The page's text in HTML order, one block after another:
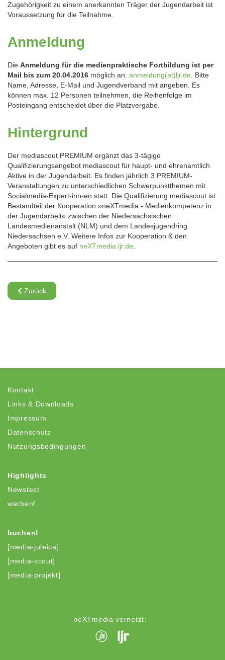
Zugehörigkeit zu einem anerkannten Träger der Jugendarbeit ist
Voraussetzung für die Teilnahme.
Anmeldung
Die Anmeldung für die medienpraktische Fortbildung ist per
Mail bis zum 20.04.2016 möglich an: anmeldung(at)ljr.de . Bitte
Name, Adresse, E-Mail und Jugendverband mit angeben. Es
können max. 12 Personen teilnehmen, die Reihenfolge im
Posteingang entscheidet über die Platzvergabe.
Hintergrund
Der mediascout PREMIUM ergänzt das 3-tägige
Qualifizierungsangebot mediascout für haupt- und ehrenamtlich
Aktive in der Jugendarbeit. Es finden jährlich 3 PREMIUM-
Veranstaltungen zu unterschiedlichen Schwerpunktthemen mit
Socialmedia-Expert-inn-en statt. Die Qualifizierung mediascout ist
Bestandteil der Kooperation »neXTmedia - Medienkompetenz in
der Jugendarbeit« zwischen der Niedersächsischen
Landesmedienanstalt (NLM) und dem Landesjugendring
Niedersachsen e.V. Weitere Infos zur Kooperation & den
Angeboten gibt es auf neXTmedia.ljr.de
Zurück
Kontakt
Links & Downloads
Impressum
Datenschutz
Nutzungsbedingungen
Highlights
Newstest
werben!
buchen!
[media-juleica]
[media-scout]
[media-projekt]
neXTmedia vernetzt: